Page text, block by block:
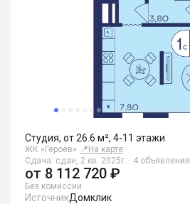
Студия, от 26.6 м², 4-11 этажи
ЖК «Героев» 📍 На карте
Сдача: сдан, 2 кв. 2025г. · 4 объявления
от 8 112 720 ₽
Без комиссии
ИсточникДомклик